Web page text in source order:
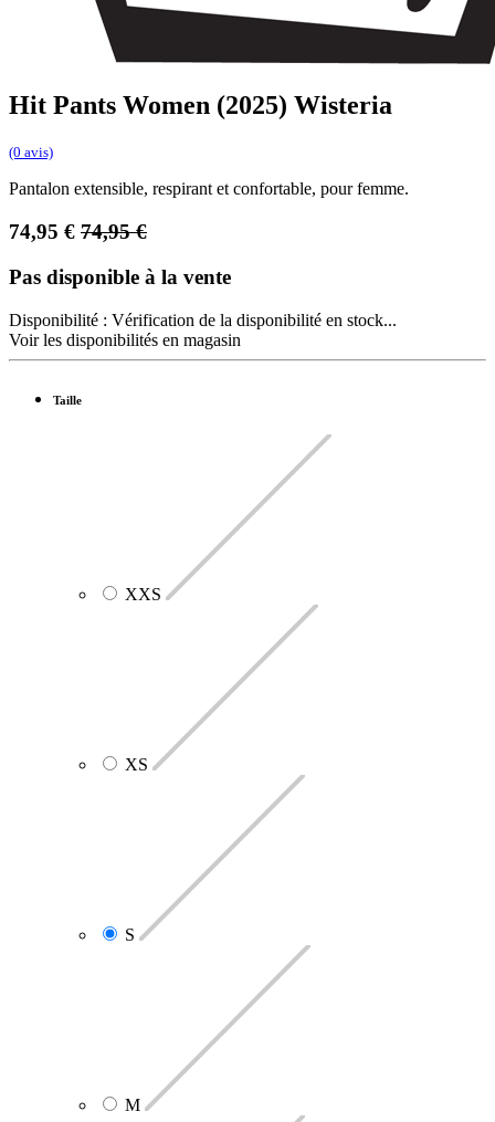
Hit Pants Women (2025) Wisteria
(0 avis)
Pantalon extensible, respirant et confortable, pour femme.
74,95 € 74,95€
Pas disponible à la vente
Disponibilité : Vérification de la disponibilité en stock...
Voir les disponibilités en magasin
Taille
XXS
XS
S
M